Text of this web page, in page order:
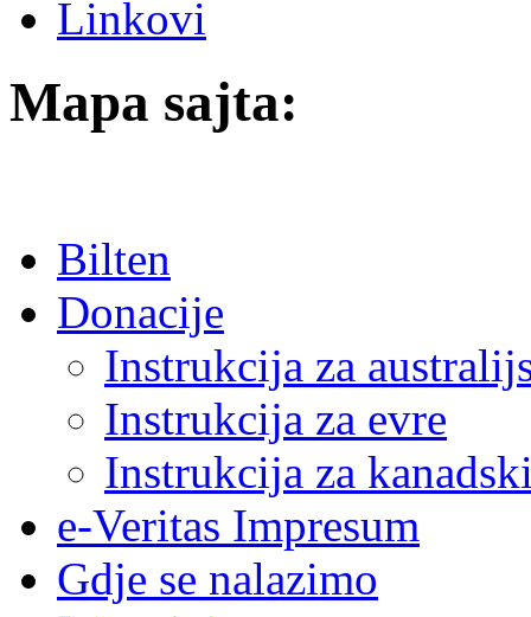
Linkovi
Mapa sajta:
Bilten
Donacije
Instrukcija za
Instrukcija za evre
Instrukcija za
e-Veritas Impresum
Gdje se nalazimo